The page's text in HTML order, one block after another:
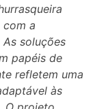
com a
soluções
papéis de
refletem uma
às